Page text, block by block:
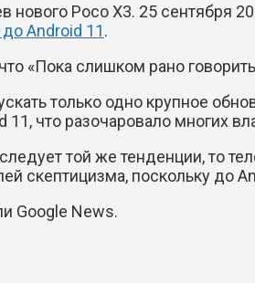
нового Poco X3. 25 сентября
Android 11.
«Пока слишком рано
только одно крупное
что разочаровало многих
той же тенденции, то
скептицизма, поскольку до
Google News.